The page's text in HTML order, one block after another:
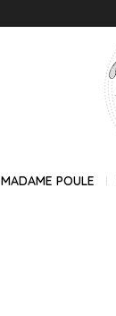
MADAME POULE